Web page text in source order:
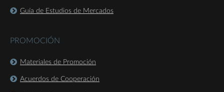
Guía de Estudios de Mercados
PROMOCIÓN
Materiales de Promoción
Acuerdos de Cooperación